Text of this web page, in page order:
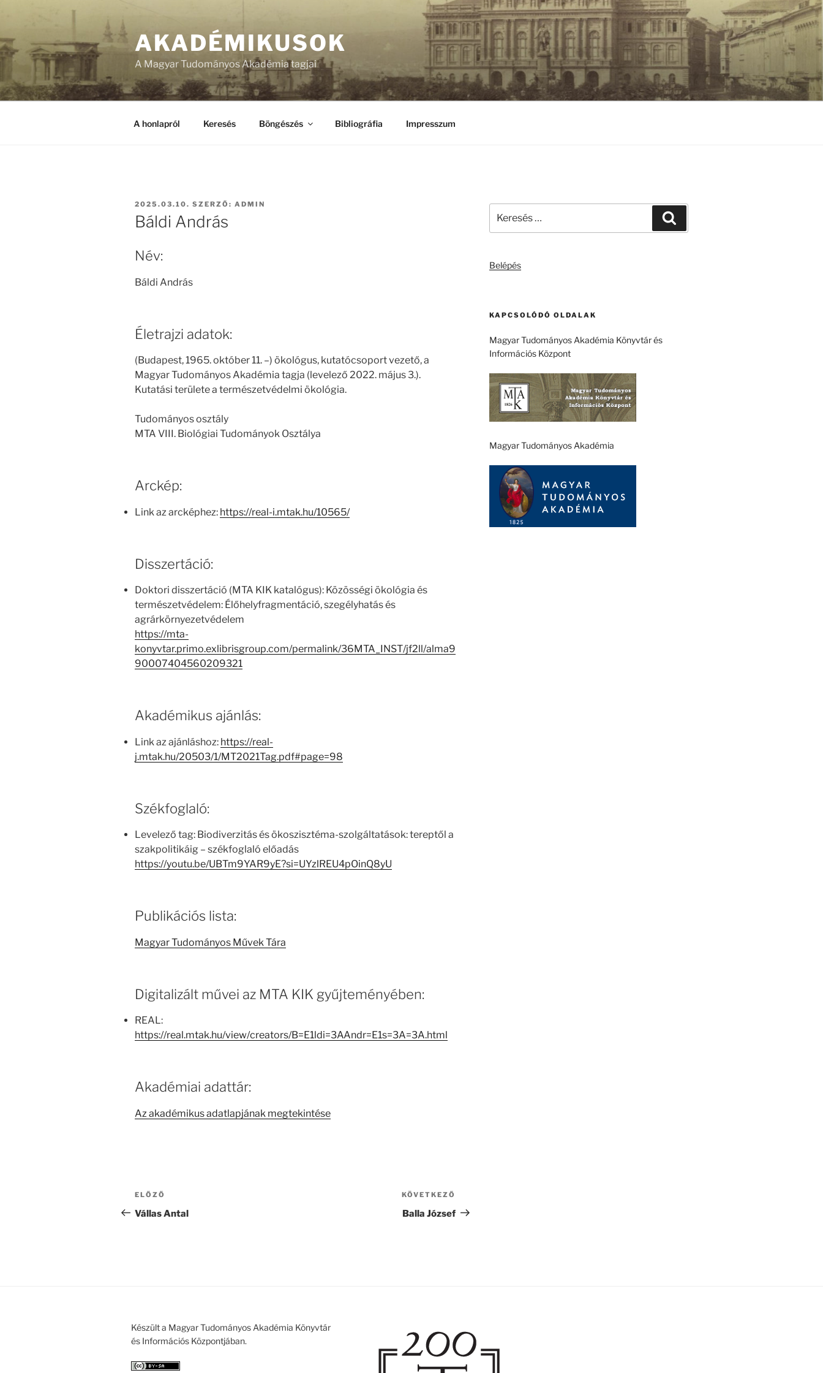
AKADÉMIKUSOK
A Magyar Tudományos Akadémia tagjai
A honlapról Keresés Böngészés Bibliográfia Impresszum
BEKÜLDVE:
2025.03.10. SZERZŐ: ADMIN
Báldi András
Név:
Báldi András
Életrajzi adatok:
(Budapest, 1965. október 11. –) ökológus, kutatócsoport vezető, a
Magyar Tudományos Akadémia tagja (levelező 2022. május 3.).
Kutatási területe a természetvédelmi ökológia.
Tudományos osztály
MTA VIII. Biológiai Tudományok Osztálya
Arckép:
Link az arcképhez: https://real-i.mtak.hu/10565/
Disszertáció:
Doktori disszertáció (MTA KIK katalógus): Közösségi ökológia és
természetvédelem: Élőhelyfragmentáció, szegélyhatás és
agrárkörnyezetvédelem
https://mta-
konyvtar.primo.exlibrisgroup.com/permalink/36MTA_INST/jf2ll/alma9
90007404560209321
Akadémikus ajánlás:
Link az ajánláshoz: https://real-
j.mtak.hu/20503/1/MT2021Tag.pdf#page=98
Székfoglaló:
Levelező tag: Biodiverzitás és ökoszisztéma-szolgáltatások: tereptől a
szakpolitikáig – székfoglaló előadás
https://youtu.be/UBTm9YAR9yE?si=UYzlREU4pOinQ8yU
Publikációs lista:
Magyar Tudományos Művek Tára
Digitalizált művei az MTA KIK gyűjteményében:
REAL:
https://real.mtak.hu/view/creators/B=E1ldi=3AAndr=E1s=3A=3A.html
Akadémiai adattár:
Az akadémikus adatlapjának megtekintése
Bejegyzés
navigáció
Korábbi
bejegyzés
ELŐZŐ
Vállas Antal
bejegyzés
KÖVETKEZŐ
Balla József
következő
Belépés
KAPCSOLÓDÓ OLDALAK
Magyar Tudományos Akadémia Könyvtár és
Információs Központ
Magyar Tudományos Akadémia
Készült a Magyar Tudományos Akadémia Könyvtár
és Információs Központjában.